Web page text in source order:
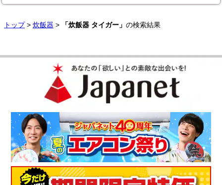
トップ> 炊飯器 > 「炊飯器 タイガー」 の検索結果